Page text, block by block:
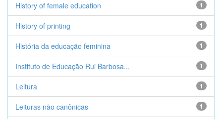
1
History of female education
1
History of printing
1
História da educação feminina
1
Instituto de Educação Rui Barbosa...
1
Leitura
1
Leituras não canônicas